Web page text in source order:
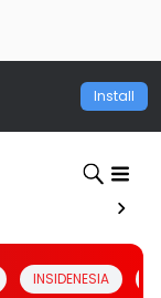
Install
INSIDENESIA